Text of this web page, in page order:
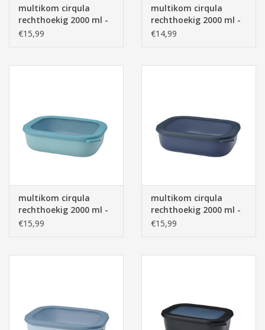
multikom cirqula
rechthoekig 2000 ml -
nordic white
€15,99
multikom cirqula
rechthoekig 2000 ml -
nordic blush
€14,99
multikom cirqula
rechthoekig 2000 ml -
nordic green
€15,99
multikom cirqula
rechthoekig 2000 ml -
nordic denim
€15,99